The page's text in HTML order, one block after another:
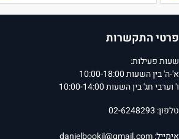
פרטי התקשרות
שעות פעילות:
א'-ה' בין השעות 10:00-18:00
ו' וערבי חג' בין השעות 10:00-14:00
טלפון: 02-6248293
אימייל:danielbookil@gmail.com